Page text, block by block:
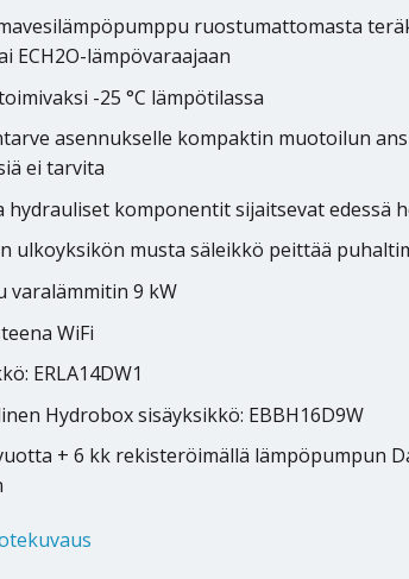
ruostumattomasta
ECH2O-lämpövaraajaan
-25 °C lämpötilassa
asennukselle kompaktin muotoilun
ei tarvita
hydrauliset komponentit sijaitsevat edessä
ulkoyksikön musta säleikkö peittää
varalämmitin 9 kW
WiFi
ERLA14DW1
Hydrobox sisäyksikkö: EBBH16D9W
+ 6 kk rekisteröimällä lämpöpumpun